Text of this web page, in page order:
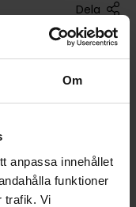
Om
anpassa innehållet
funktioner
trafik. Vi
med
Antal /
Dela